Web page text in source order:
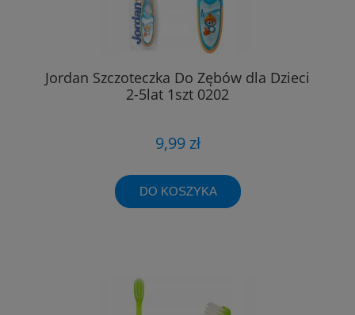
Jordan Szczoteczka Do Zębów dla Dzieci
2-5lat 1szt 0202
9,99 zł
DO KOSZYKA